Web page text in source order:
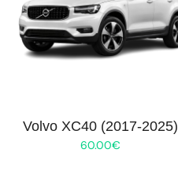
Volvo XC40 (2017-2025)
60.00€